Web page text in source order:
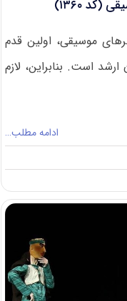
۱۳۶۰)
موسیقی، اولین قدم
است. بنابراین، لازم
ادامه مطلب…